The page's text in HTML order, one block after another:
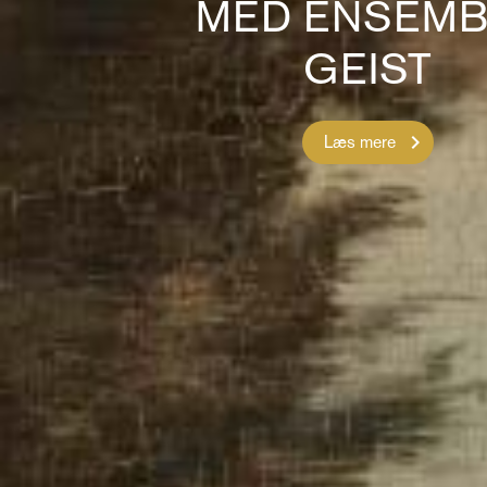
MED
GEIST
Læs mere